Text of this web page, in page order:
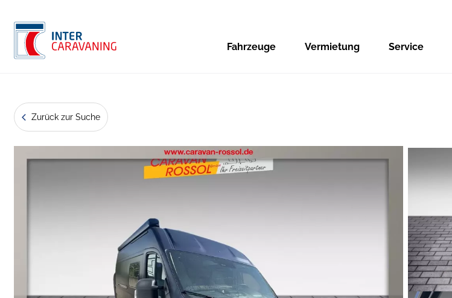
Fahrzeuge Vermietung Service
Zurück zur Suche